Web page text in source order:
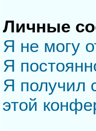
Личные
Я не могу
Я
Я получил
этой